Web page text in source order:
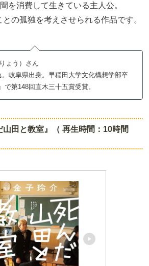
を消費して生きている主人公。
の孤独を考えさせられる作品です。
ょう）さん
。岐阜県出身。早稲田大学文化構想学部卒
で第148回直木三十五賞受賞。
田と教室』（ 再生時間：10時間